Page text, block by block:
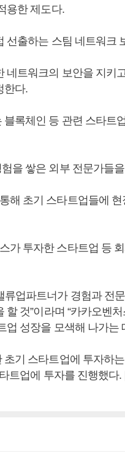
용한 제도다.
선출하는 스팀 네트워크
네트워크의 보안을 지키
한다.
록체인 등 관련 스타트
을 쌓은 외부 전문가들
해 초기 스타트업들에
가 투자한 스타트업 등
업파트너가 경험과 전
것”이라며 “카카오벤
성장을 모색해 나가는
기 스타트업에 투자하
트업에 투자를 진행했다